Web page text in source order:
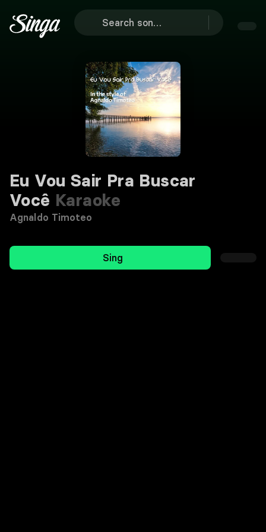
Eu Vou Sair Pra Buscar
Você Karaoke
Agnaldo Timoteo
Sing